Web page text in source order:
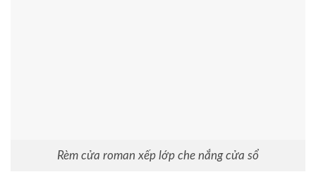
Rèm cửa roman xếp lớp che nắng cửa sổ